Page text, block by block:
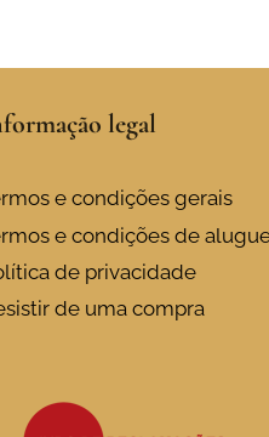
legal
e condições gerais
e condições de
de privacidade
de uma compra